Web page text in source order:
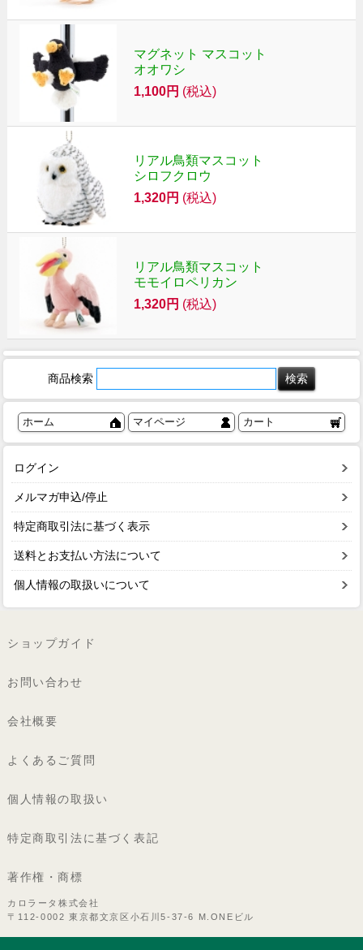
マグネット マスコット
オオワシ
1,100円 (税込)
リアル鳥類マスコット
シロフクロウ
1,320円 (税込)
リアル鳥類マスコット
モモイロペリカン
1,320円 (税込)
商品検索
ホーム マイページ カート
ログイン
メルマガ申込/停止
特定商取引法に基づく表示
送料とお支払い方法について
個人情報の取扱いについて
ショップガイド
お問い合わせ
会社概要
よくあるご質問
個人情報の取扱い
特定商取引法に基づく表記
著作権・商標
カロラータ株式会社
〒112-0002 東京都文京区小石川5-37-6 M.ONEビル